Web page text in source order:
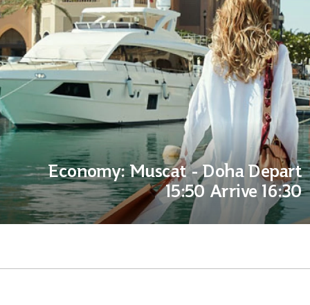
Economy: Muscat - Doha Depart
15:50 Arrive 16:30